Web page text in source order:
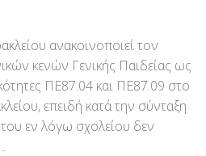
ανακοινοποιεί τον
κενών Γενικής Παιδείας ως
ΠΕ87.04 και ΠΕ87.09 στο
επειδή κατά την σύνταξη
εν λόγω σχολείου δεν